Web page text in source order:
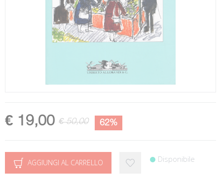
€ 19,00 € 50,00 62%
AGGIUNGI AL CARRELLO Disponibile